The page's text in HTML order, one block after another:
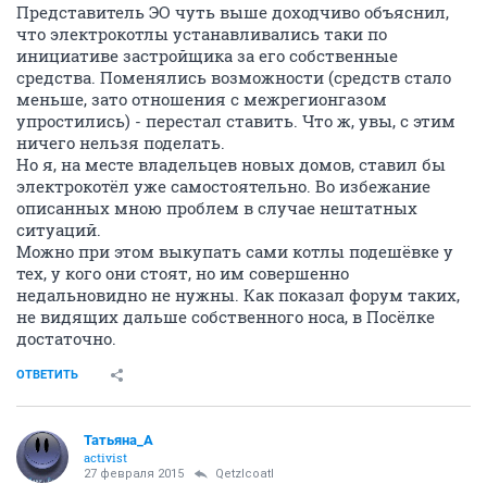
Представитель ЭО чуть выше доходчиво объяснил,
что электрокотлы устанавливались таки по
инициативе застройщика за его собственные
средства. Поменялись возможности (средств стало
меньше, зато отношения с межрегионгазом
упростились) - перестал ставить. Что ж, увы, с этим
ничего нельзя поделать.
Но я, на месте владельцев новых домов, ставил бы
электрокотёл уже самостоятельно. Во избежание
описанных мною проблем в случае нештатных
ситуаций.
Можно при этом выкупать сами котлы подешёвке у
тех, у кого они стоят, но им совершенно
недальновидно не нужны. Как показал форум таких,
не видящих дальше собственного носа, в Посёлке
достаточно.
ОТВЕТИТЬ
Татьяна_А
activist
27 февраля 2015 Qetzlcoatl